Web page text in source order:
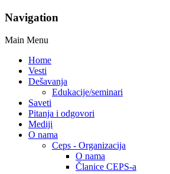
Navigation
Main Menu
Home
Vesti
Dešavanja
Edukacije/seminari
Saveti
Pitanja i odgovori
Mediji
O nama
Ceps - Organizacija
O nama
Članice CEPS-a